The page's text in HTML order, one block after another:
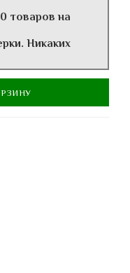
товаров на
Никаких